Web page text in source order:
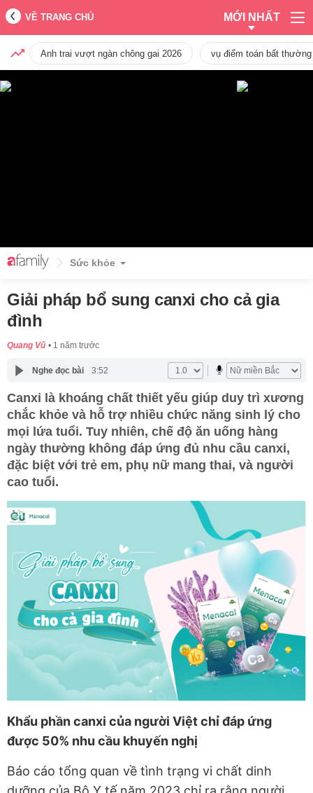
VỀ TRANG CHỦ MỚI NHẤT
Anh trai vượt ngàn chông gai 2026 vụ điểm toán bất
Sức khỏe
Giải pháp bổ sung canxi cho cả gia
đình
Quang Vũ 1 năm trước
Nghe đọc bài 3:52
Canxi là khoáng chất thiết yếu giúp duy trì xương
chắc khỏe và hỗ trợ nhiều chức năng sinh lý cho
mọi lứa tuổi. Tuy nhiên, chế độ ăn uống hàng
ngày thường không đáp ứng đủ nhu cầu canxi,
đặc biệt với trẻ em, phụ nữ mang thai, và người
cao tuổi.
Khẩu phần canxi của người Việt chỉ đáp ứng
được 50% nhu cầu khuyến nghị
Báo cáo tổng quan về tình trạng vi chất dinh